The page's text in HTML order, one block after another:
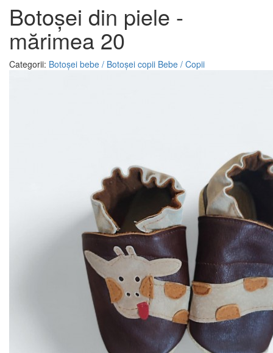
Botoșei din piele -
mărimea 20
Categorii: Botoșei bebe / Botoșei copii Bebe / Copii